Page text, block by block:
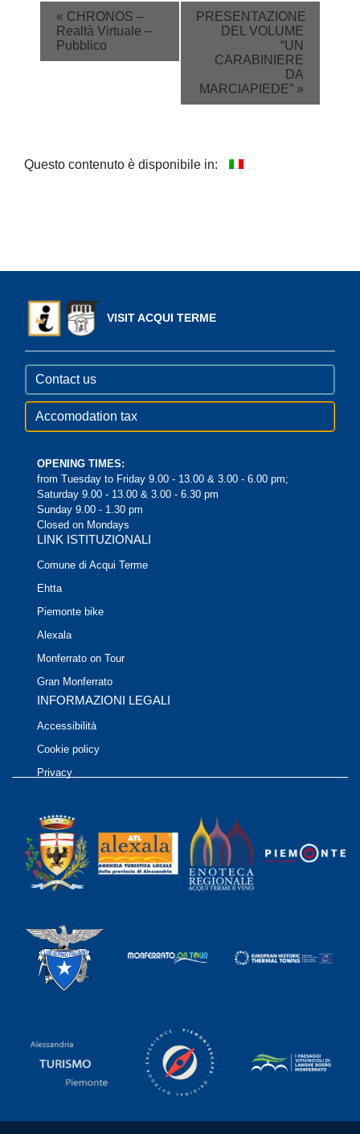
Event
Navigation
« CHRONOS –
Realtà Virtuale –
Pubblico
PRESENTAZIONE
DEL VOLUME
“UN
CARABINIERE
DA
MARCIAPIEDE” »
Questo contenuto è disponibile in:
VISIT ACQUI TERME
Contact us
Accomodation tax
OPENING TIMES:
from Tuesday to Friday 9.00 - 13.00 & 3.00 - 6.00 pm;
Saturday 9.00 - 13.00 & 3.00 - 6.30 pm
Sunday 9.00 - 1.30 pm
Closed on Mondays
LINK ISTITUZIONALI
Comune di Acqui Terme
Ehtta
Piemonte bike
Alexala
Monferrato on Tour
Gran Monferrato
INFORMAZIONI LEGALI
Accessibilità
Cookie policy
Privacy